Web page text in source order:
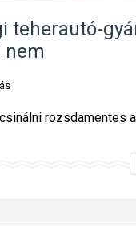
teherautó-
nem
rozsdamentes